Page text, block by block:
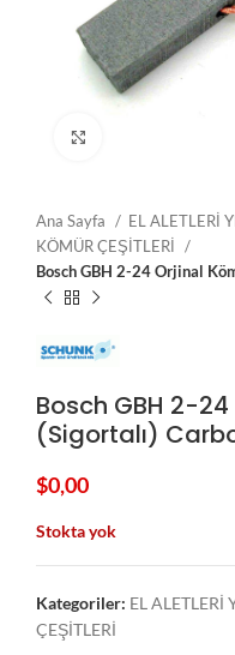
Ana Sayfa
EL ALETLERİ
KÖMÜR ÇEŞİTLERİ
Bosch GBH 2-24 Orjinal
Bosch GBH 2-
(Sigortalı)
$0,00
Stokta yok
Kategoriler: EL ALETLERİ
ÇEŞİTLERİ